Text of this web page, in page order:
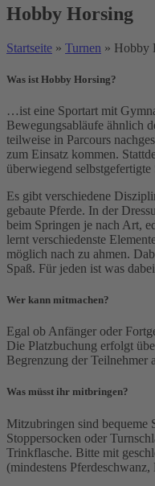
Hobby Horsing
Startseite » Turnen » Hobby
Was ist Hobby Horsing?
…ist eine Sportart mit
Bewegungsabläufe ähnlich
teilweise in Parcours
zum Einsatz kommen.
überwiegend selbstgefertigte
Es gibt verschiedene
gebaute Pferde. In der
beim Springen je nach Art,
lernt verschiedenste
möglich nach zu ahmen.
Spaß. Für jeden ist was
Wer kann mitmachen?
Egal ob Anfänger oder
Die Platzbuchung erfolgt
Begrenzung der Teilnehmer
Was müsst ihr mitbringen?
Mitzubringen sind bequeme
Stoppersocken oder
Trinkflasche. Bitte mit
(mindestens